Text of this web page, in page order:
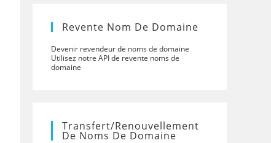
Revente Nom De Domaine
Devenir revendeur de noms de domaine
Utilisez notre API de revente noms de
domaine
Transfert/renouvellement
De Noms De Domaine